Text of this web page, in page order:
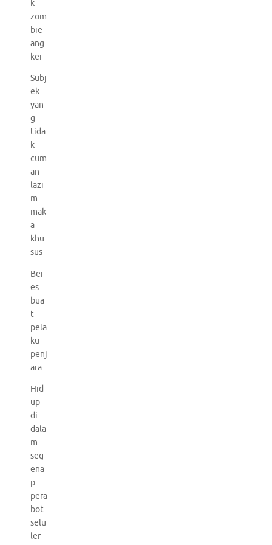
k
zom
bie
ang
ker
Subj
ek
yan
g
tida
k
cum
an
lazi
m
mak
a
khu
sus
Ber
es
bua
t
pela
ku
penj
ara
Hid
up
di
dala
m
seg
ena
p
pera
bot
selu
ler